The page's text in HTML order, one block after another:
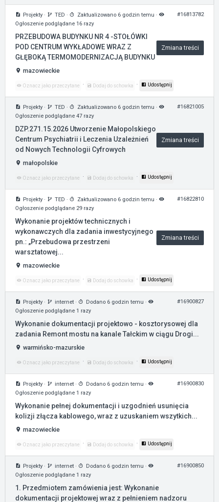
Projekty · TED · Zaktualizowano 6 godzin temu ·
Ogłoszenie podglądane 16 razy
#16813782
PRZEBUDOWA BUDYNKU NR 4 -STOŁÓWKI
POD CENTRUM WYKŁADOWE WRAZ Z
GŁĘBOKĄ TERMOMODERNIZACJĄ BUDYNKU
Zmiana treści
mazowieckie
Oznacz jako przeczytane · Dodaj do schowka · Udostępnij
Projekty · TED · Zaktualizowano 6 godzin temu ·
Ogłoszenie podglądane 47 razy
#16821005
DZP.271.15.2026 Utworzenie Małopolskiego
Centrum Psychiatrii i Leczenia Uzależnień
od Nowych Technologii Cyfrowych
Zmiana treści
małopolskie
Oznacz jako przeczytane · Dodaj do schowka · Udostępnij
Projekty · TED · Zaktualizowano 6 godzin temu ·
Ogłoszenie podglądane 29 razy
#16822810
Wykonanie projektów technicznych i
wykonawczych dla zadania inwestycyjnego
pn.: „Przebudowa przestrzeni
warsztatowej...
Zmiana treści
mazowieckie
Oznacz jako przeczytane · Dodaj do schowka · Udostępnij
Projekty · internet · Dodano 6 godzin temu ·
Ogłoszenie podglądane 1 razy
#16900827
Wykonanie dokumentacji projektowo - kosztorysowej dla
zadania Remont mostu na kanale Tałckim w ciągu Drogi...
warmińsko-mazurskie
Oznacz jako przeczytane · Dodaj do schowka · Udostępnij
Projekty · internet · Dodano 6 godzin temu ·
Ogłoszenie podglądane 1 razy
#16900830
Wykonanie pełnej dokumentacji i uzgodnień usunięcia
kolizji złącza kablowego, wraz z uzuskaniem wszytkich...
mazowieckie
Oznacz jako przeczytane · Dodaj do schowka · Udostępnij
Projekty · internet · Dodano 6 godzin temu ·
Ogłoszenie podglądane 1 razy
#16900850
1. Przedmiotem zamówienia jest: Wykonanie
dokumentacji projektowej wraz z pełnieniem nadzoru